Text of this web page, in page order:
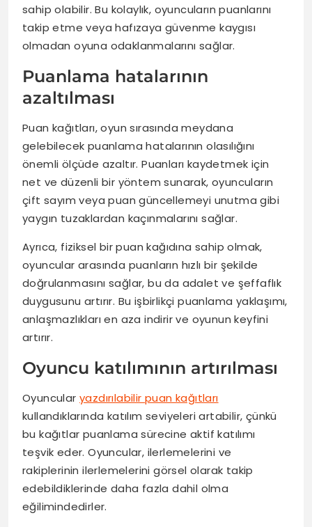
sahip olabilir. Bu kolaylık, oyuncuların puanlarını
takip etme veya hafızaya güvenme kaygısı
olmadan oyuna odaklanmalarını sağlar.
Puanlama hatalarının
azaltılması
Puan kağıtları, oyun sırasında meydana
gelebilecek puanlama hatalarının olasılığını
önemli ölçüde azaltır. Puanları kaydetmek için
net ve düzenli bir yöntem sunarak, oyuncuların
çift sayım veya puan güncellemeyi unutma gibi
yaygın tuzaklardan kaçınmalarını sağlar.
Ayrıca, fiziksel bir puan kağıdına sahip olmak,
oyuncular arasında puanların hızlı bir şekilde
doğrulanmasını sağlar, bu da adalet ve şeffaflık
duygusunu artırır. Bu işbirlikçi puanlama yaklaşımı,
anlaşmazlıkları en aza indirir ve oyunun keyfini
artırır.
Oyuncu katılımının artırılması
Oyuncularyazdırılabilir puan kağıtları
kullandıklarında katılım seviyeleri artabilir, çünkü
bu kağıtlar puanlama sürecine aktif katılımı
teşvik eder. Oyuncular, ilerlemelerini ve
rakiplerinin ilerlemelerini görsel olarak takip
edebildiklerinde daha fazla dahil olma
eğilimindedirler.